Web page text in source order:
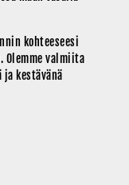
kohteeseesi
Olemme valmiita
kestävänä